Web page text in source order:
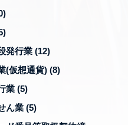
発行業 (12)
(仮想通貨) (8)
業 (5)
ん業 (5)